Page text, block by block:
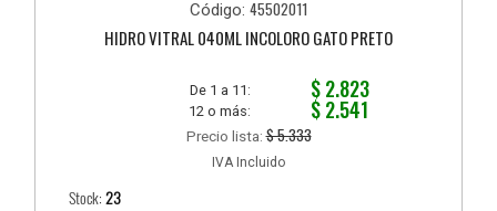
Código: 45502011
HIDRO VITRAL 040ML INCOLORO GATO PRETO
De 1 a 11: $ 2.823
12 o más: $ 2.541
Precio lista:$ 5.333
IVA Incluido
Stock:23